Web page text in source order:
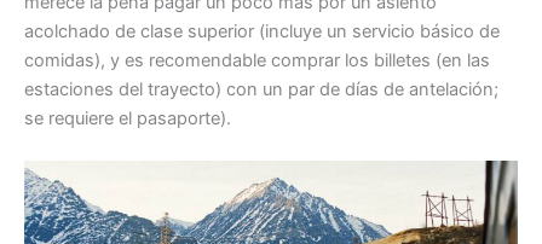
acolchado de clase superior (incluye un servicio básico de
comidas), y es recomendable comprar los billetes (en las
estaciones del trayecto) con un par de días de antelación;
se requiere el pasaporte).